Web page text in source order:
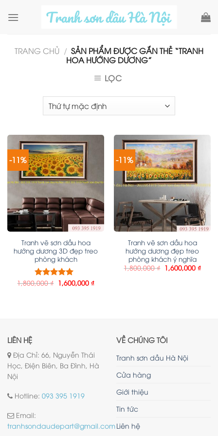
TRANG CHỦ / SẢN PHẨM ĐƯỢC GẮN THẺ “TRANH
HOA HƯỚNG DƯƠNG”
LỌC
-11%
Tranh vẽ sơn dầu hoa
hướng dương 3D đẹp treo
phòng khách
Được xếp
1,800,000₫ 1,600,000 ₫
-11%
Tranh vẽ sơn dầu hoa
hướng dương đẹp treo
phòng khách ý nghĩa
1,800,000₫ 1,600,000 ₫
LIÊN HỆ
Địa Chỉ: 66, Nguyễn Thái
Học, Điện Biên, Ba Đình, Hà
Nội
Hotline: 093 395 1919
Email:
tranhsondaudepart@gmail.com
VỀ CHÚNG TÔI
Tranh sơn dầu Hà Nội
Cửa hàng
Giới thiệu
Tin tức
Liên hệ